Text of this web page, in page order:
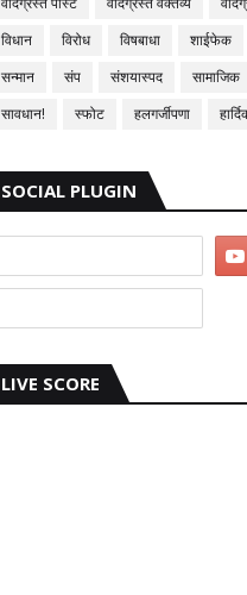
विधान
विरोध विषबाधा शाईफेक
सन्मान
संप संशयास्पद सामाजिक
सावधान!
स्फोट हलगर्जीपणा
SOCIAL PLUGIN
LIVE SCORE